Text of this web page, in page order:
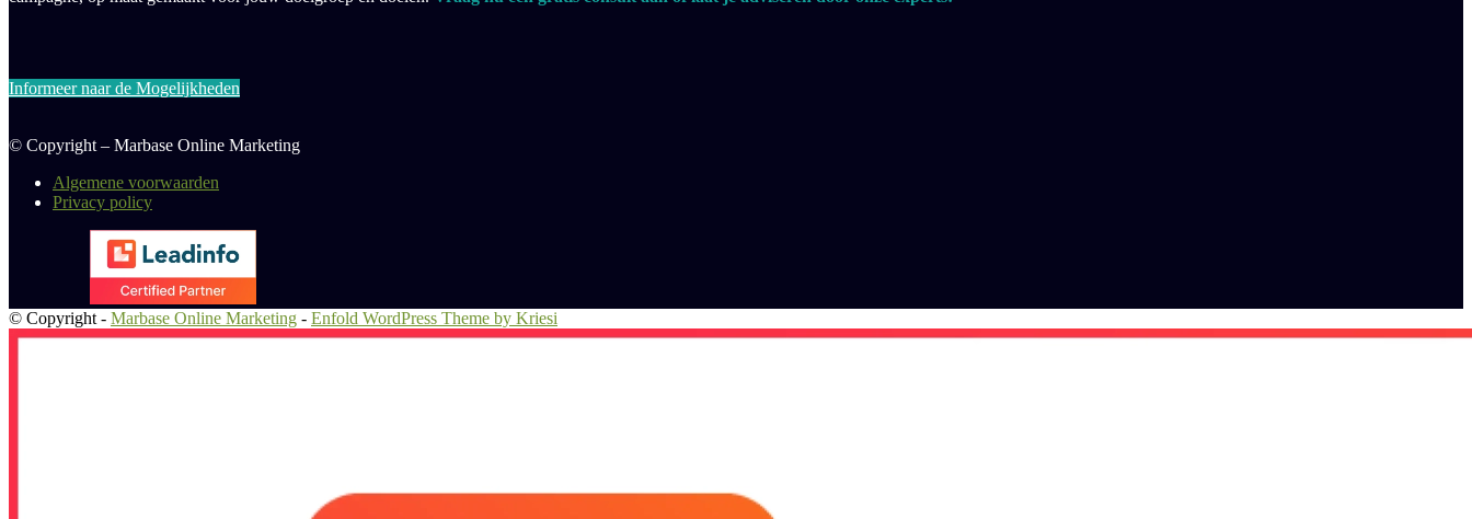
Informeer naar de Mogelijkheden
© Copyright – Marbase Online Marketing
Algemene voorwaarden
Privacy policy
© Copyright - Marbase Online Marketing - Enfold WordPress Theme by Kriesi